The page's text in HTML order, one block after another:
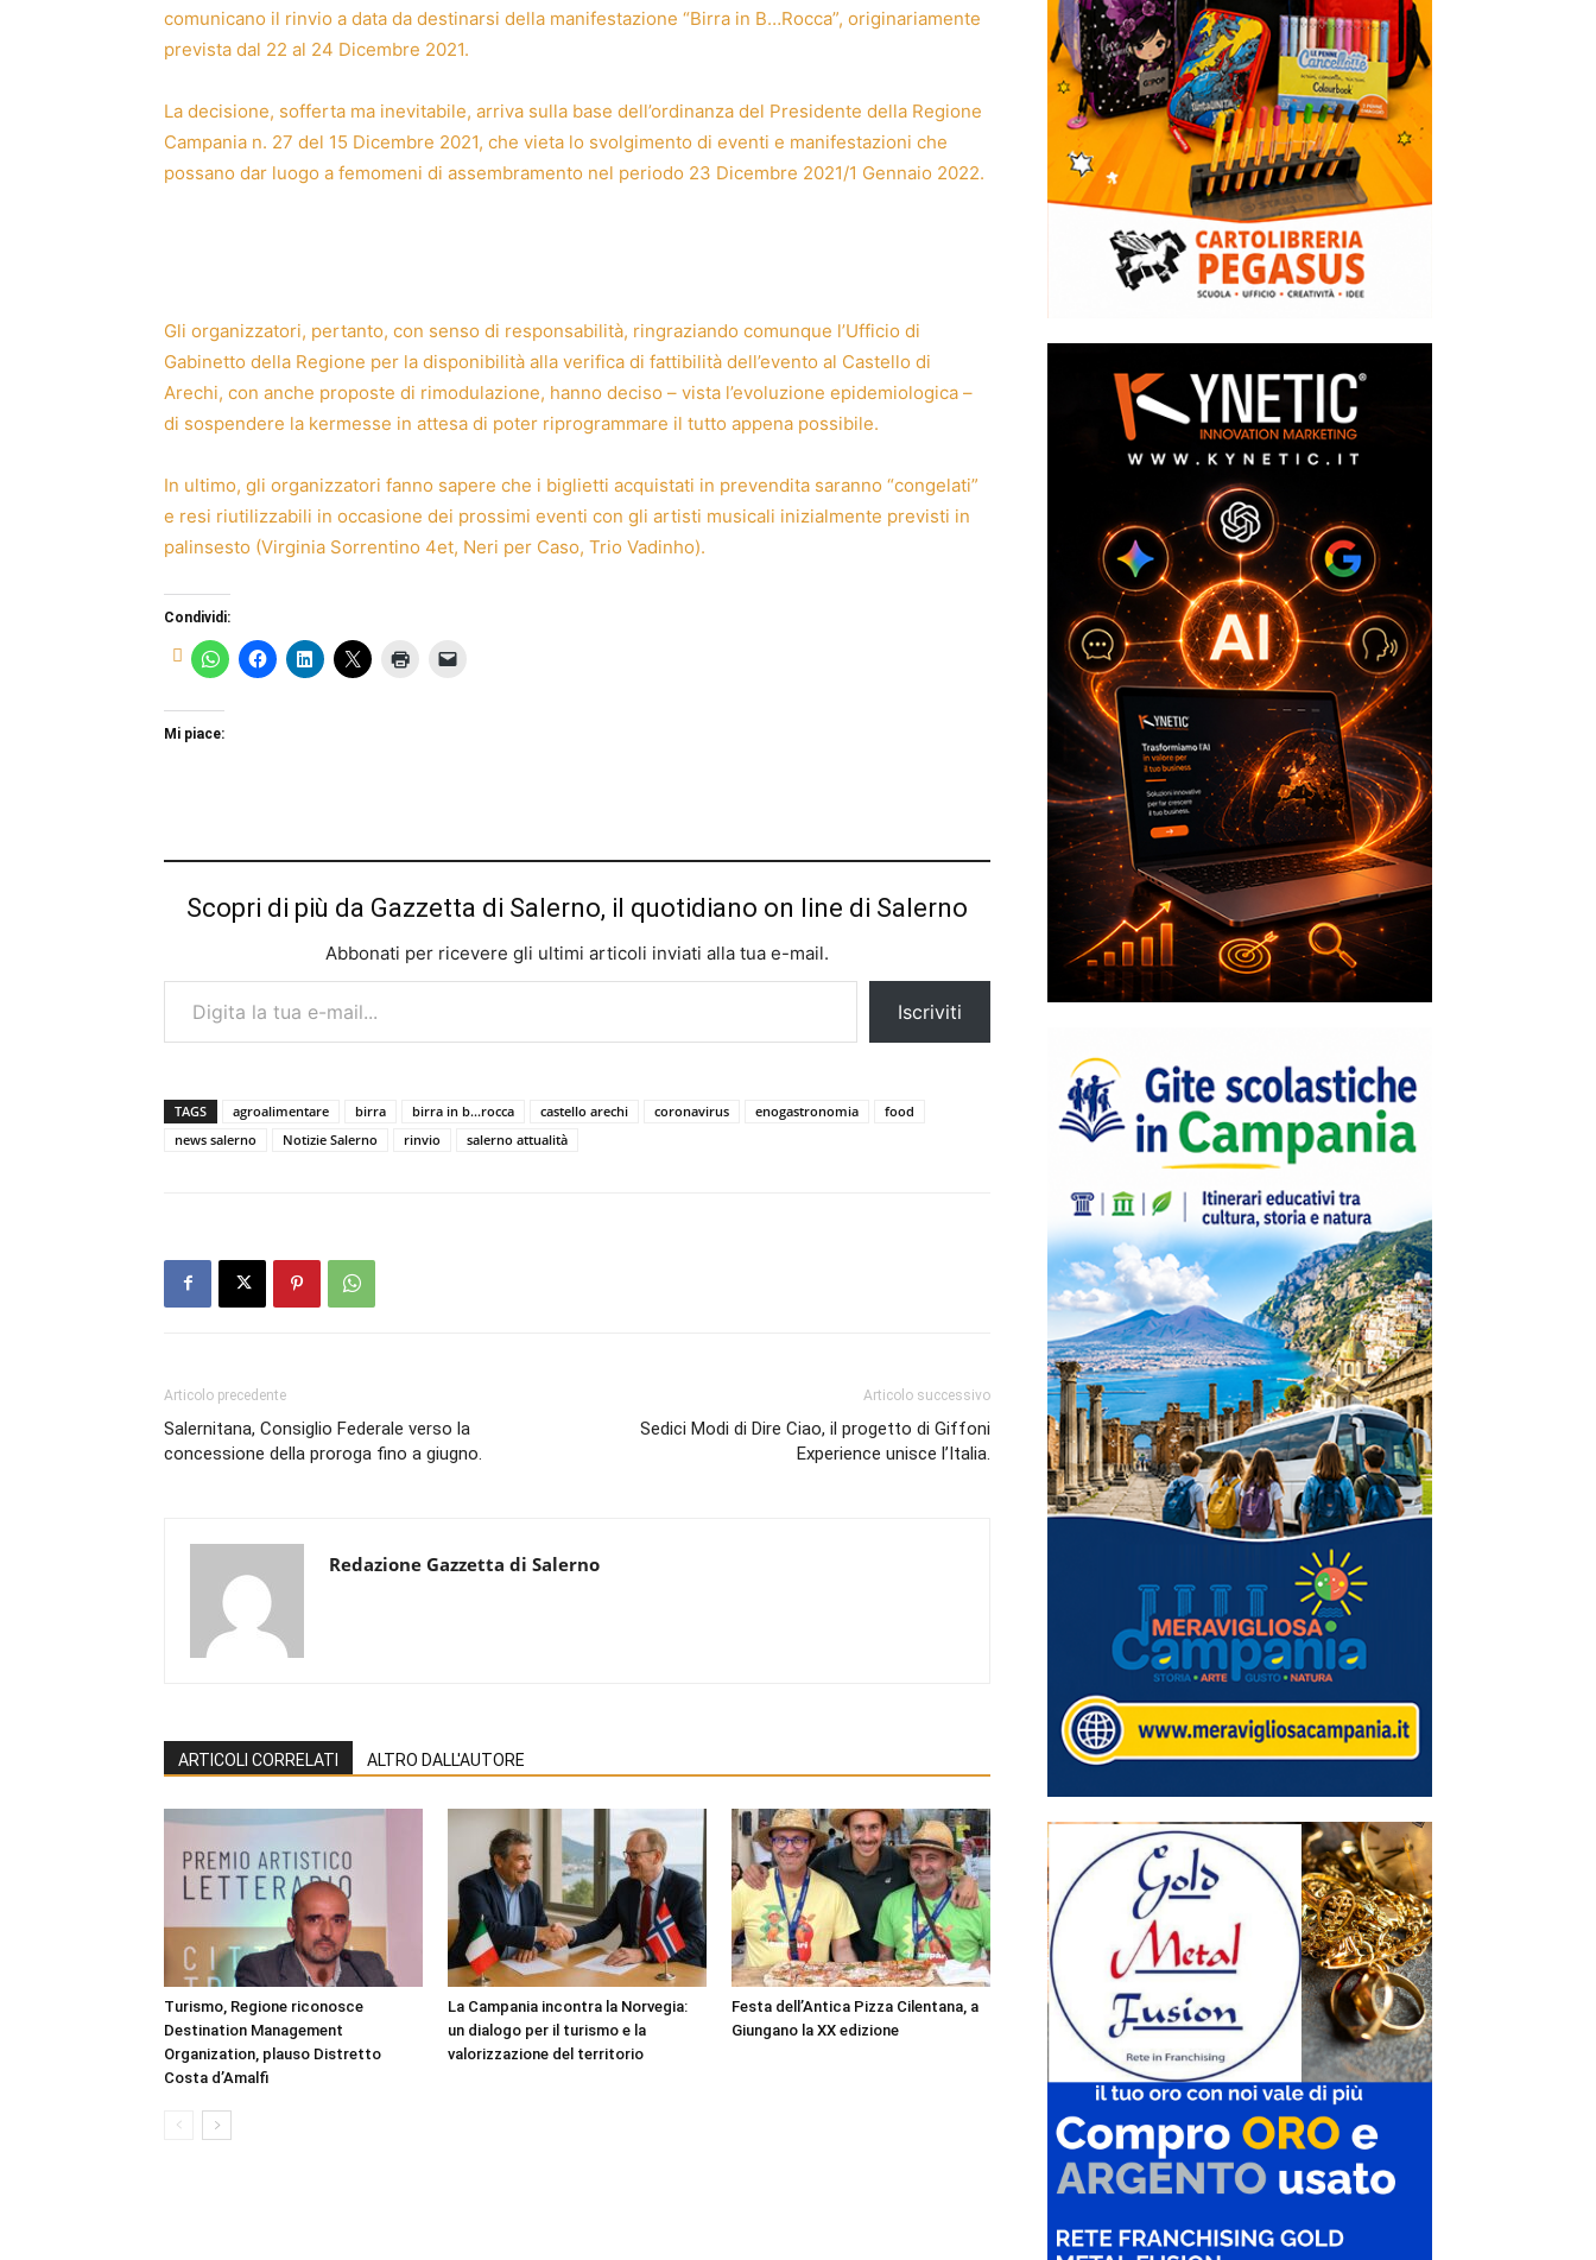
comunicano il rinvio a data da destinarsi della manifestazione “Birra in B…Rocca”, originariamente
prevista dal 22 al 24 Dicembre 2021.
La decisione, sofferta ma inevitabile, arriva sulla base dell’ordinanza del Presidente della Regione
Campania n. 27 del 15 Dicembre 2021, che vieta lo svolgimento di eventi e manifestazioni che
possano dar luogo a femomeni di assembramento nel periodo 23 Dicembre 2021/1 Gennaio 2022.
Gli organizzatori, pertanto, con senso di responsabilità, ringraziando comunque l’Ufficio di
Gabinetto della Regione per la disponibilità alla verifica di fattibilità dell’evento al Castello di
Arechi, con anche proposte di rimodulazione, hanno deciso – vista l’evoluzione epidemiologica –
di sospendere la kermesse in attesa di poter riprogrammare il tutto appena possibile.
In ultimo, gli organizzatori fanno sapere che i biglietti acquistati in prevendita saranno “congelati”
e resi riutilizzabili in occasione dei prossimi eventi con gli artisti musicali inizialmente previsti in
palinsesto (Virginia Sorrentino 4et, Neri per Caso, Trio Vadinho).
Condividi:
Mi piace:
Scopri di più da Gazzetta di Salerno, il quotidiano on line di Salerno
Abbonati per ricevere gli ultimi articoli inviati alla tua e-mail.
Digita la tua e-mail...
Iscriviti
TAGS agroalimentare birra birra in b...rocca castello arechi coronavirus enogastronomia
food
news salerno
Notizie Salerno rinvio salerno attualità
Articolo precedente
Salernitana, Consiglio Federale verso la
concessione della proroga fino a giugno.
Articolo successivo
Sedici Modi di Dire Ciao, il progetto di Giffoni
Experience unisce l’Italia.
Redazione Gazzetta di Salerno
ARTICOLI CORRELATI ALTRO DALL'AUTORE
Turismo, Regione riconosce
Destination Management
Organization, plauso Distretto
Costa d’Amalfi
La Campania incontra la Norvegia:
un dialogo per il turismo e la
valorizzazione del territorio
Festa dell’Antica Pizza Cilentana, a
Giungano la XX edizione